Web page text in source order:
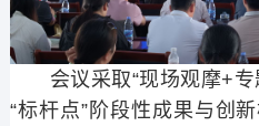
会议采取“现场观摩+
“标杆点”阶段性成果与创